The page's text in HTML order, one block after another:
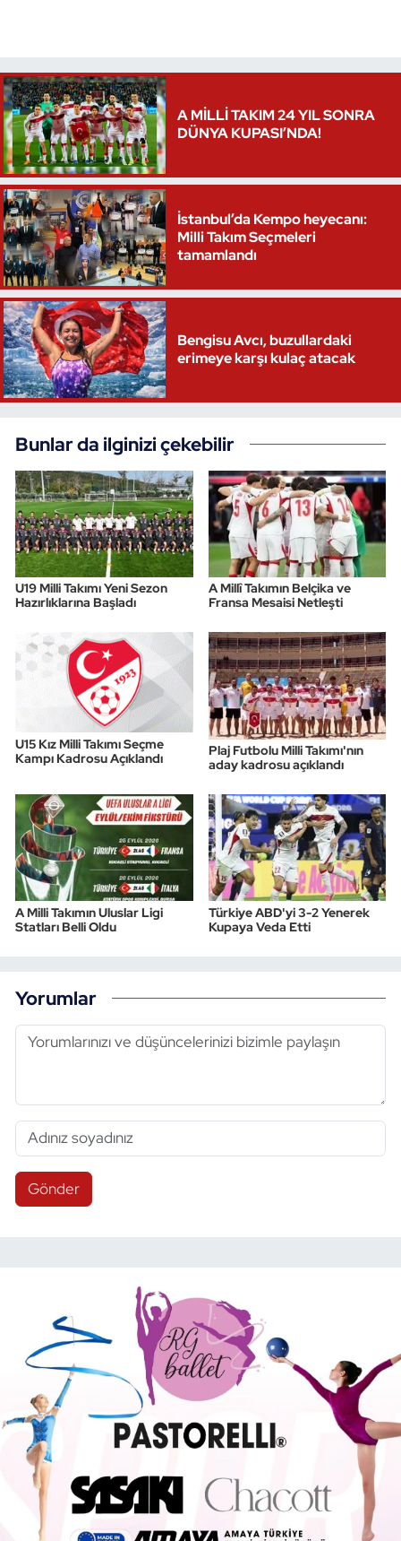
A MİLLİ TAKIM 24 YIL SONRA
DÜNYA KUPASI’NDA!
İstanbul’da Kempo heyecanı:
Milli Takım Seçmeleri
tamamlandı
Bengisu Avcı, buzullardaki
erimeye karşı kulaç atacak
Bunlar da ilginizi çekebilir
U19 Milli Takımı Yeni Sezon
Hazırlıklarına Başladı
A Millî Takımın Belçika ve
Fransa Mesaisi Netleşti
U15 Kız Milli Takımı Seçme
Kampı Kadrosu Açıklandı
Plaj Futbolu Milli Takımı'nın
aday kadrosu açıklandı
A Milli Takımın Uluslar Ligi
Statları Belli Oldu
Türkiye ABD'yi 3-2 Yenerek
Kupaya Veda Etti
Yorumlar
Gönder
Voleybol
Vücut Geliştirme Fitness
Wushu Kungfu
Yelken
Yüzme